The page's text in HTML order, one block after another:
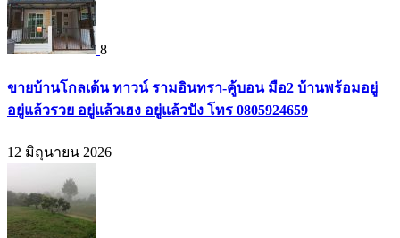
8
ขายบ้านโกลเด้น ทาวน์ รามอินทรา-คู้บอน มือ2 บ้านพร้อมอยู่
อยู่แล้วรวย อยู่แล้วเฮง อยู่แล้วปัง โทร 0805924659
12 มิถุนายน 2026